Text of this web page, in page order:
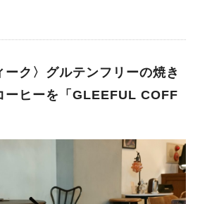
心地の良い空間。 自家焙煎をさ
、 コーヒーは好きだけどあまり詳しく
てくだ
(8:00～10:30)をいただきました。 ＊本
レッド(あんバタートースト) ¥770 ＊本
(カフェラテに変更 ＋¥50) またea
ヒーに合わせたスイーツも充実してお
ーク〉グルテンフリーの焼き
ーヒーを「GLEEFUL COFF